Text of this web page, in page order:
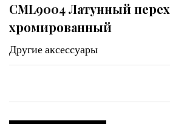
CML9004 Латунный
хромированный
Другие аксессуары